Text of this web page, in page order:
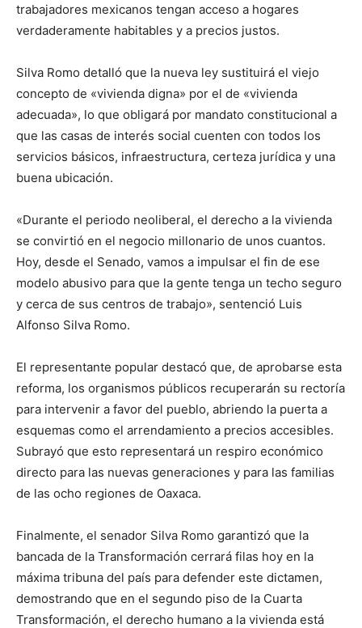
trabajadores mexicanos tengan acceso a hogares
verdaderamente habitables y a precios justos.
Silva Romo detalló que la nueva ley sustituirá el viejo
concepto de «vivienda digna» por el de «vivienda
adecuada», lo que obligará por mandato constitucional a
que las casas de interés social cuenten con todos los
servicios básicos, infraestructura, certeza jurídica y una
buena ubicación.
«Durante el periodo neoliberal, el derecho a la vivienda
se convirtió en el negocio millonario de unos cuantos.
Hoy, desde el Senado, vamos a impulsar el fin de ese
modelo abusivo para que la gente tenga un techo seguro
y cerca de sus centros de trabajo», sentenció Luis
Alfonso Silva Romo.
El representante popular destacó que, de aprobarse esta
reforma, los organismos públicos recuperarán su rectoría
para intervenir a favor del pueblo, abriendo la puerta a
esquemas como el arrendamiento a precios accesibles.
Subrayó que esto representará un respiro económico
directo para las nuevas generaciones y para las familias
de las ocho regiones de Oaxaca.
Finalmente, el senador Silva Romo garantizó que la
bancada de la Transformación cerrará filas hoy en la
máxima tribuna del país para defender este dictamen,
demostrando que en el segundo piso de la Cuarta
Transformación, el derecho humano a la vivienda está